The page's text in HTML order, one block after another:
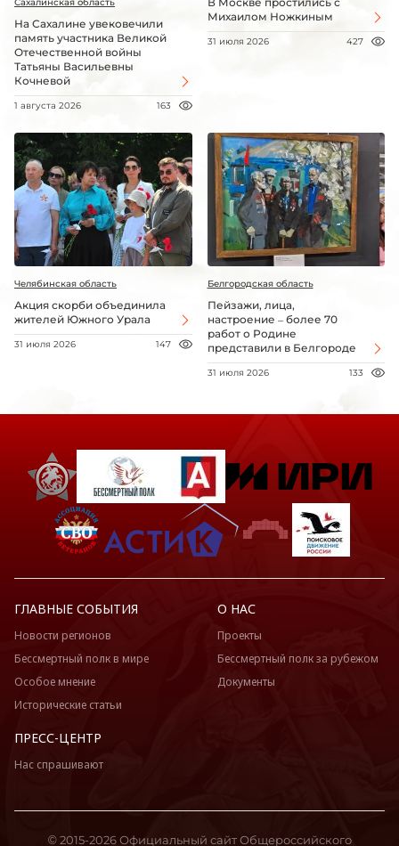
На Сахалине увековечили
память участника Великой
Отечественной войны
Татьяны Васильевны
Кочневой
1 августа 2026 163
Михаилом Ножкиным
31 июля 2026 427
Челябинская область
Акция скорби объединила
жителей Южного Урала
31 июля 2026 147
Белгородская область
Пейзажи, лица,
настроение – более 70
работ о Родине
представили в Белгороде
31 июля 2026 133
ГЛАВНЫЕ СОБЫТИЯ
Новости регионов
Бессмертный полк в мире
Особое мнение
Исторические статьи
О НАС
Проекты
Бессмертный полк за рубежом
Документы
ПРЕСС-ЦЕНТР
Нас спрашивают
© 2015-2026 Официальный сайт Общероссийского